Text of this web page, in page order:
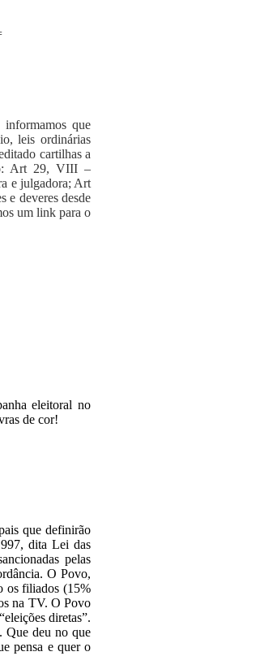
informamos que
leis ordinárias
cartilhas a
Art 29, VIII –
e julgadora; Art
e deveres desde
um link para o
eleitoral no
de cor!
que definirão
dita Lei das
pelas
O Povo,
os filiados (15%
na TV. O Povo
diretas”.
Que deu no que
pensa e quer o